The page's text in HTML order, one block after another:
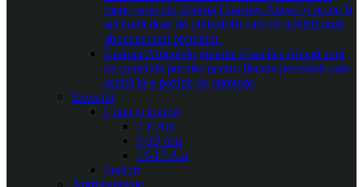
mare parte din librăria Coaches Ahead și poate fi
accesată doar de utilizatorii care au achiziționat
abonamentul premium.
GratuiteArticolele gratuite Coaches Ahead sunt
un punct de pornire pentru fiecare persoană care
aspiră la o poziție de antrenor.
Exerciții
Copii și juniori
5-8 Ani
9-13 Ani
14-17 Ani
Seniori
Antrenamente